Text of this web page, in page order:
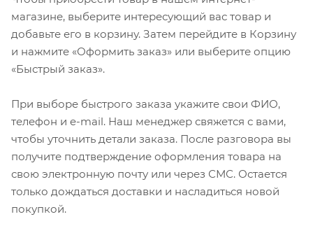
магазине, выберите интересующий вас товар и
добавьте его в корзину. Затем перейдите в Корзину
и нажмите «Оформить заказ» или выберите опцию
«Быстрый заказ».
При выборе быстрого заказа укажите свои ФИО,
телефон и e-mail. Наш менеджер свяжется с вами,
чтобы уточнить детали заказа. После разговора вы
получите подтверждение оформления товара на
свою электронную почту или через СМС. Остается
только дождаться доставки и насладиться новой
покупкой.